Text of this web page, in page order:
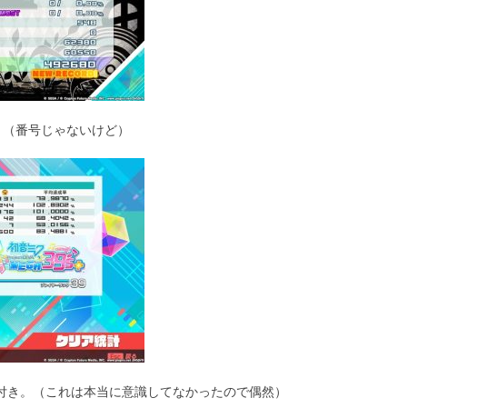
番号じゃないけど）
き。（これは本当に意識してなかったので偶然）